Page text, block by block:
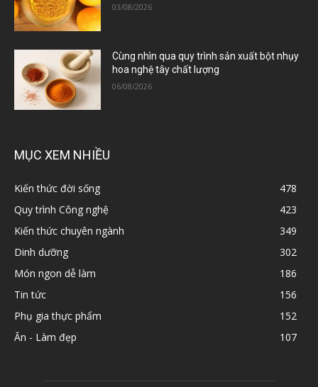
03/08/2026
Cùng nhìn qua quy trình sản xuất bột nhụy
hoa nghệ tây chất lượng
06/08/2026
MỤC XEM NHIỀU
Kiến thức đời sống
478
Quy trình Công nghệ
423
Kiến thức chuyên ngành
349
Dinh dưỡng
302
Món ngon dễ làm
186
Tin tức
156
Phụ gia thực phẩm
152
Ăn - Làm đẹp
107